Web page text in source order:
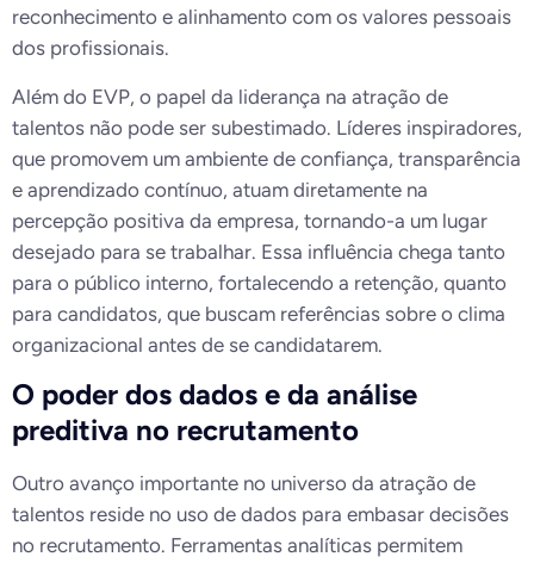
reconhecimento e alinhamento com os valores pessoais
dos profissionais.
Além do EVP, o papel da liderança na atração de
talentos não pode ser subestimado. Líderes inspiradores,
que promovem um ambiente de confiança, transparência
e aprendizado contínuo, atuam diretamente na
percepção positiva da empresa, tornando-a um lugar
desejado para se trabalhar. Essa influência chega tanto
para o público interno, fortalecendo a retenção, quanto
para candidatos, que buscam referências sobre o clima
organizacional antes de se candidatarem.
O poder dos dados e da análise
preditiva no recrutamento
Outro avanço importante no universo da atração de
talentos reside no uso de dados para embasar decisões
no recrutamento. Ferramentas analíticas permitem